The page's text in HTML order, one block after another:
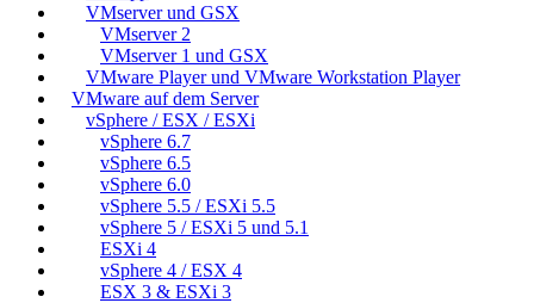
VMserver und GSX
VMserver 2
VMserver 1 und GSX
VMware Player und VMware Workstation Player
VMware auf dem Server
vSphere / ESX / ESXi
vSphere 6.7
vSphere 6.5
vSphere 6.0
vSphere 5.5 / ESXi 5.5
vSphere 5 / ESXi 5 und 5.1
ESXi 4
vSphere 4 / ESX 4
ESX 3 & ESXi 3